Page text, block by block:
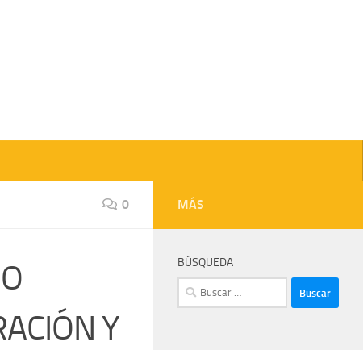
0
Y
MÁS
BÚSQUEDA
Buscar: